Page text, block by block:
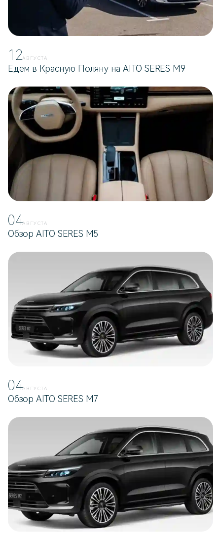
12АВГУСТА
Едем в Красную Поляну на AITO SERES M9
04АВГУСТА
Обзор AITO SERES M5
04АВГУСТА
Обзор AITO SERES M7